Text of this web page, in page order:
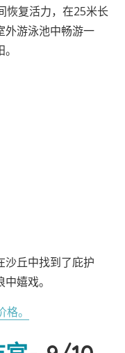
恢复活力，在25米长
外游泳池中畅游一
沙丘中找到了庇护
嬉戏。
。